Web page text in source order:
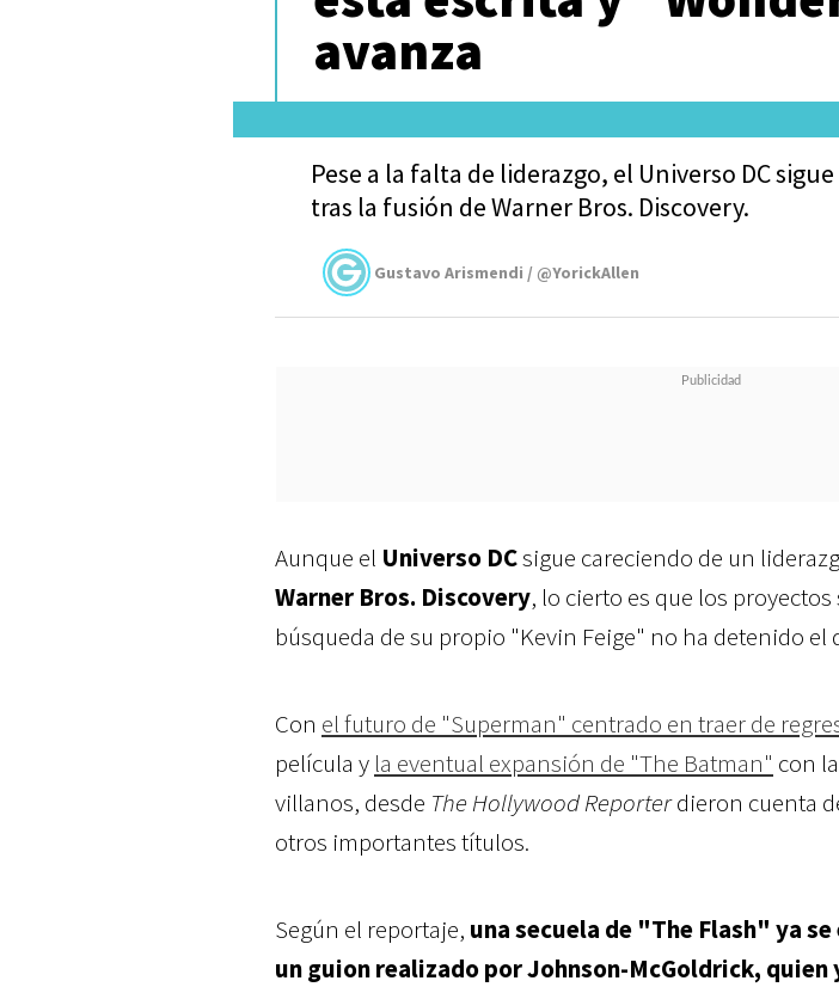
avanza
Pese a la falta de liderazgo, el Universo DC
tras la fusión de Warner Bros. Discovery.
Gustavo Arismendi / @YorickAllen
Aunque el Universo DCsigue careciendo de un
Warner Bros. Discovery, lo cierto es que los
búsqueda de su propio "Kevin Feige" no ha detenido
Con el futuro de "Superman" centrado en traer de
película y la eventual expansión de "The Batman" con
villanos, desde The Hollywood Reporterdieron cuenta
otros importantes títulos.
Según el reportaje, una secuela de "The Flash" ya
un guion realizado por Johnson-McGoldrick,